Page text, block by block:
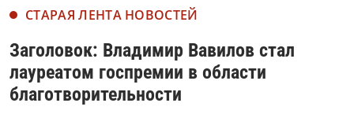
СТАРАЯ ЛЕНТА НОВОСТЕЙ
Заголовок: Владимир Вавилов стал
лауреатом госпремии в области
благотворительности